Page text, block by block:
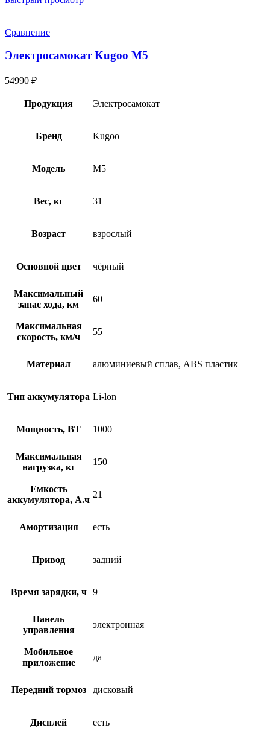
Сравнение
Электросамокат Kugoo M5
54990 ₽
Продукция Электросамокат
Бренд Kugoo
Модель M5
Вес, кг 31
Возраст взрослый
Основной цвет чёрный
Максимальный
запас хода, км
60
Максимальная
скорость, км/ч
55
Материал алюминиевый сплав, ABS пластик
Тип аккумулятора Li-lon
Мощность, ВТ 1000
Максимальная
нагрузка, кг
150
Емкость
аккумулятора, А.ч
21
Амортизация есть
Привод задний
Время зарядки, ч 9
Панель
управления
электронная
Мобильное
приложение
да
Передний тормоз дисковый
Дисплей есть